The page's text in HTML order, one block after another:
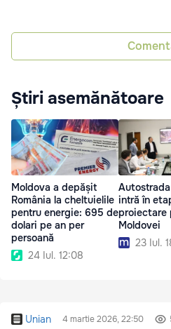
Știri asemănătoare
Moldova a depășit
România la cheltuielile
pentru energie: 695 de
dolari pe an per
persoană
24 Iul. 12:08
intră în
proiectare
Moldovei
23 Iul.
Unian 4 martie 2026, 22:50